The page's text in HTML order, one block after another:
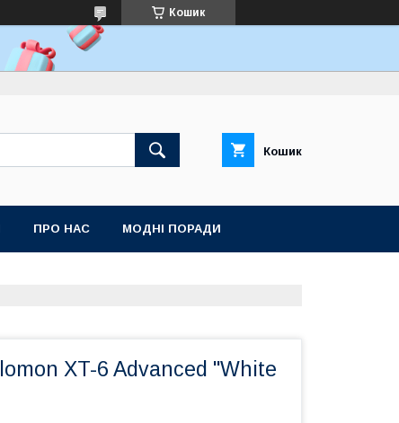
Кошик
Кошик
ПРО НАС МОДНІ ПОРАДИ
XT-6 Advanced "White